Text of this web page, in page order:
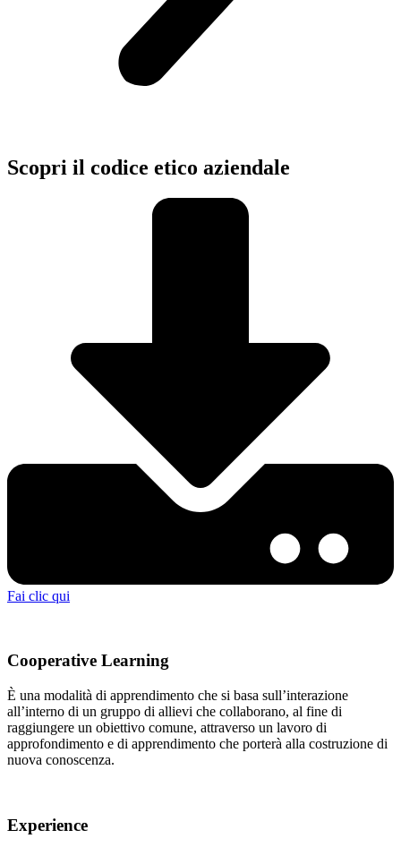
Scopri il codice etico aziendale
Fai clic qui
Cooperative Learning
È una modalità di apprendimento che si basa sull’interazione
all’interno di un gruppo di allievi che collaborano, al fine di
raggiungere un obiettivo comune, attraverso un lavoro di
approfondimento e di apprendimento che porterà alla costruzione di
nuova conoscenza.
Experience